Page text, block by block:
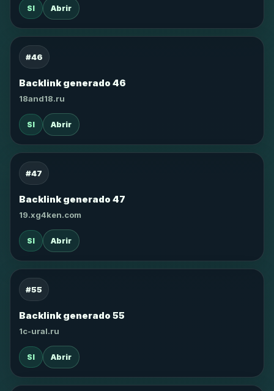
SI Abrir
#46
Backlink generado 46
18and18.ru
SI Abrir
#47
Backlink generado 47
19.xg4ken.com
SI Abrir
#55
Backlink generado 55
1c-ural.ru
SI Abrir